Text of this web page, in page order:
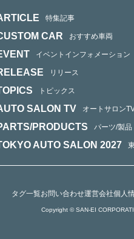
特集記事
CAR おすすめ車両
イベントインフォメーション
リリース
トピックス
SALON TV オートサロン
PRODUCTS パーツ/製品
AUTO SALON 2027
タグ一覧お問い合わせ運営会社個人
Copyright © SAN-EI